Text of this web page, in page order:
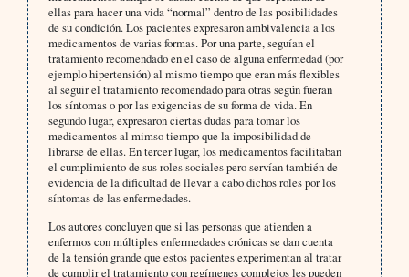
ellas para hacer una vida “normal” dentro de las posibilidades
de su condición. Los pacientes expresaron ambivalencia a los
medicamentos de varias formas. Por una parte, seguían el
tratamiento recomendado en el caso de alguna enfermedad (por
ejemplo hipertensión) al mismo tiempo que eran más flexibles
al seguir el tratamiento recomendado para otras según fueran
los síntomas o por las exigencias de su forma de vida. En
segundo lugar, expresaron ciertas dudas para tomar los
medicamentos al mimso tiempo que la imposibilidad de
librarse de ellas. En tercer lugar, los medicamentos facilitaban
el cumplimiento de sus roles sociales pero servían también de
evidencia de la dificultad de llevar a cabo dichos roles por los
síntomas de las enfermedades.
Los autores concluyen que si las personas que atienden a
enfermos con múltiples enfermedades crónicas se dan cuenta
de la tensión grande que estos pacientes experimentan al tratar
de cumplir el tratamiento con regímenes complejos les pueden